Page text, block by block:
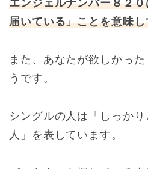
エンジェルナンバー８２
届いている」ことを意味
また、あなたが欲しかっ
うです。
シングルの人は「しっか
人」を表しています。